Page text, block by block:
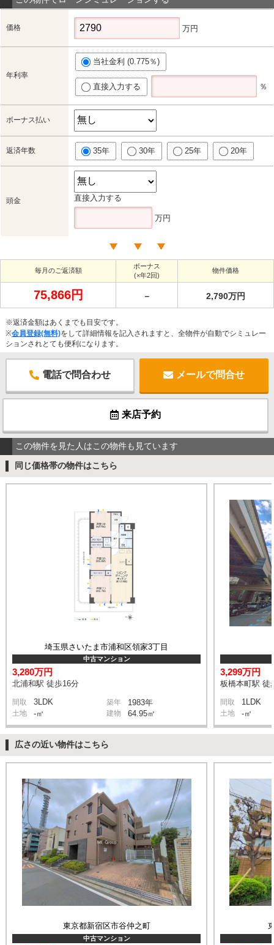
価格 万円
年利率
当社金利 (0.775％)
直接入力する ％
ボーナス払い
返済年数 35年 30年 25年 20年
頭金 直接入力する
万円
毎月のご返済額
ボーナス
(×年2回)
物件価格
75,866円 － 2,790万円
※返済金額はあくまでも目安です。
※会員登録(無料)をして詳細情報を記入されますと、全物件が自動でシミュレー
ションされとても便利になります。
電話で問合わせ メールで問合せ
来店予約
この物件を見た人はこの物件も見ています
同じ価格帯の物件はこちら
埼玉県さいたま市浦和区領家3丁目
中古マンション
3,280万円
北浦和駅 徒歩16分
間取 3LDK 築年 1983年
土地 -㎡ 建物 64.95㎡
3,299万円
板橋本町駅 徒
間取 1LDK
土地 -㎡
広さの近い物件はこちら
東京都新宿区市谷仲之町
中古マンション